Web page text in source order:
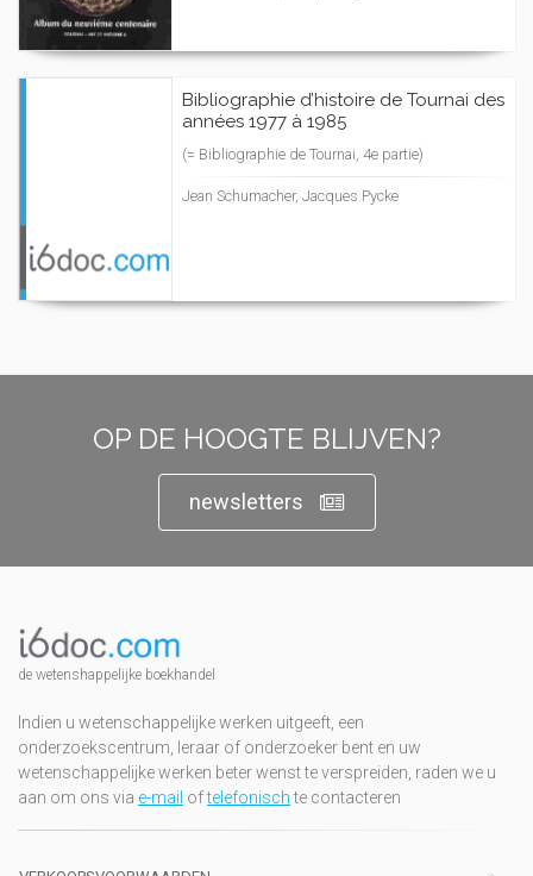
Bibliographie d’histoire de Tournai des
années 1977 à 1985
(= Bibliographie de Tournai, 4e partie)
Jean Schumacher, Jacques Pycke
OP DE HOOGTE BLIJVEN?
newsletters
de wetenshappelijke boekhandel
Indien u wetenschappelijke werken uitgeeft, een
onderzoekscentrum, leraar of onderzoeker bent en uw
wetenschappelijke werken beter wenst te verspreiden, raden we u
aan om ons via e-mail oftelefonischte contacteren